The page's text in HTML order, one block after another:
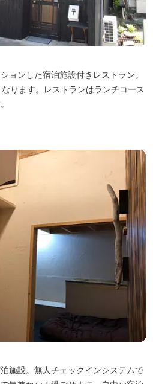
ョンした宿泊施設付きレストラン。
ります。レストランはランチコース
施設。無人チェックインシステムで